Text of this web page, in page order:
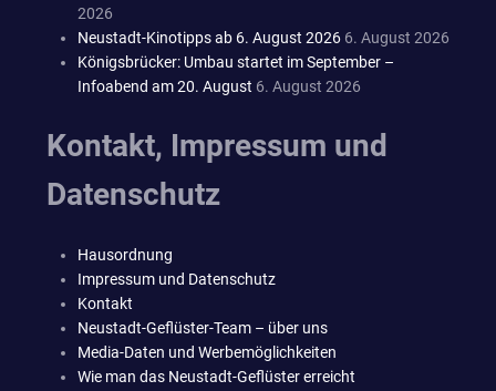
2026
Neustadt-Kinotipps ab 6. August 2026 6. August 2026
Königsbrücker: Umbau startet im September –
Infoabend am 20. August 6. August 2026
Kontakt, Impressum und
Datenschutz
Hausordnung
Impressum und Datenschutz
Kontakt
Neustadt-Geflüster-Team – über uns
Media-Daten und Werbemöglichkeiten
Wie man das Neustadt-Geflüster erreicht